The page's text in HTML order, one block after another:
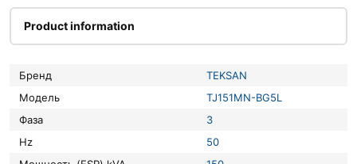
Product information
Бренд
TEKSAN
Модель
TJ151MN-BG5L
Фаза
3
Hz
50